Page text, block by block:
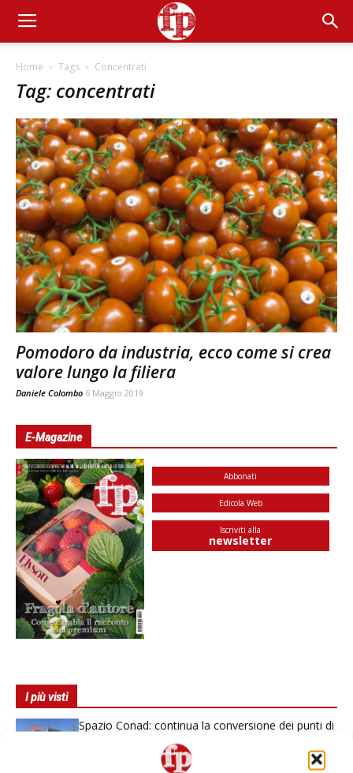
Home Tags Concentrati
Tag: concentrati
Pomodoro da industria, ecco come si crea
valore lungo la filiera
Daniele Colombo 6 Maggio 2019
E-Magazine
Abbonati
Edicola Web
Iscriviti alla
newsletter
I più visti
Spazio Conad: continua la conversione dei punti di